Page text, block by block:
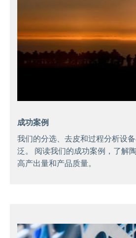
成功案例
我们的分选、去皮和过程分析设
泛。 阅读我们的成功案例，了解
高产出量和产品质量。